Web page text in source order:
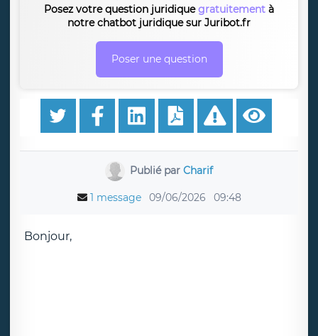
Posez votre question juridiquegratuitement à
notre chatbot juridique sur Juribot.fr
Poser une question
Publié parCharif
1 message 09/06/2026 09:48
Bonjour,